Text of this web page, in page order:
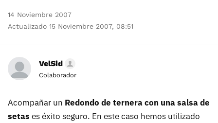
14 Noviembre 2007
Actualizado 15 Noviembre 2007, 08:51
VelSid
Colaborador
Acompañar un Redondo de ternera con una salsa de
setas es éxito seguro. En este caso hemos utilizado